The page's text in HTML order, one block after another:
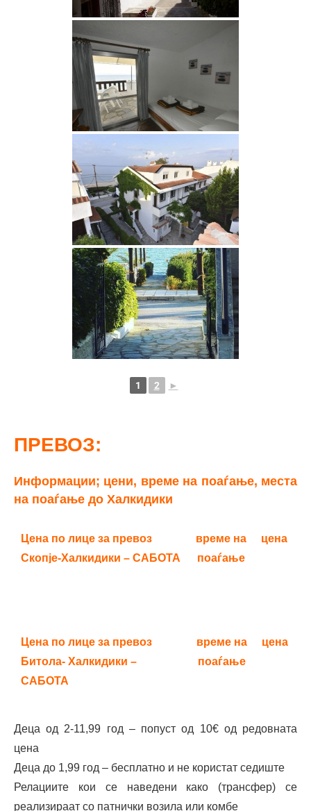
1 2 ►
ПРЕВОЗ:
Информации; цени, време на поаѓање, места
на поаѓање до Халкидики
Цена по лице за превоз
Скопје-Халкидики – САБОТА
време на
поаѓање
цена
Влезот-Бензиска Макпетрол)
Штип – паркинг пред пошта,
Неготино – бензинска,
Неготино
05;00 50 €
Граничен премин – бензинска
Шимов
06;00 50 €
Цена по лице за превоз
Битола- Халкидики –
САБОТА
време на
поаѓање
цена
Транскоп – на перон
Прилеп – БП Селида,
трансфер до Битола
03;15 45€
Деца од 2-11,99 год – попуст од 10€ од редовната
цена
Деца до 1,99 год – бесплатно и не користат седиште
Релациите кои се наведени како (трансфер) се
реализираат со патнички возила или комбe